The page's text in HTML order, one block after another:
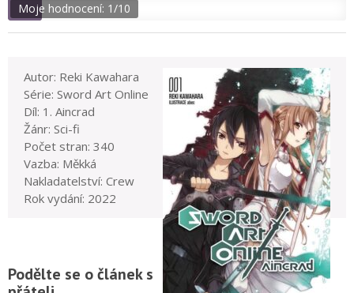
Moje hodnocení: 1/10
Autor: Reki Kawahara
Série: Sword Art Online
Díl: 1. Aincrad
Žánr: Sci-fi
Počet stran: 340
Vazba: Měkká
Nakladatelství: Crew
Rok vydání: 2022
Podělte se o článek s